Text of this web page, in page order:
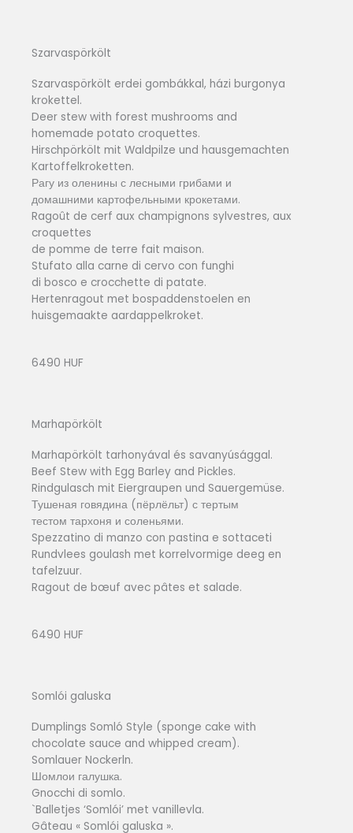
Szarvaspörkölt
Szarvaspörkölt erdei gombákkal, házi burgonya
krokettel.
Deer stew with forest mushrooms and
homemade potato croquettes.
Hirschpörkölt mit Waldpilze und hausgemachten
Kartoffelkroketten.
Рагу из оленины с лесными грибами и
домашними картофельными крокетами.
Ragoût de cerf aux champignons sylvestres, aux
croquettes
de pomme de terre fait maison.
Stufato alla carne di cervo con funghi
di bosco e crocchette di patate.
Hertenragout met bospaddenstoelen en
huisgemaakte aardappelkroket.
6490 HUF
Marhapörkölt
Marhapörkölt tarhonyával és savanyúsággal.
Beef Stew with Egg Barley and Pickles.
Rindgulasch mit Eiergraupen und Sauergemüse.
Тушеная говядина (пёрлёльт) с тертым
тестом тархоня и соленьями.
Spezzatino di manzo con pastina e sottaceti
Rundvlees goulash met korrelvormige deeg en
tafelzuur.
Ragout de bœuf avec pâtes et salade.
6490 HUF
Somlói galuska
Dumplings Somló Style (sponge cake with
chocolate sauce and whipped cream).
Somlauer Nockerln.
Шомлои галушка.
Gnocchi di somlo.
`Balletjes ‘Somlói’ met vanillevla.
Gâteau « Somlói galuska ».